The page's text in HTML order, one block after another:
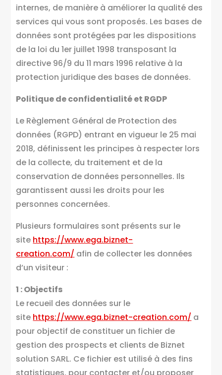
internes, de manière à améliorer la qualité des
services qui vous sont proposés. Les bases de
données sont protégées par les dispositions
de la loi du 1er juillet 1998 transposant la
directive 96/9 du 11 mars 1996 relative à la
protection juridique des bases de données.
Politique de confidentialité et RGDP
Le Règlement Général de Protection des
données (RGPD) entrant en vigueur le 25 mai
2018, définissent les principes à respecter lors
de la collecte, du traitement et de la
conservation de données personnelles. Ils
garantissent aussi les droits pour les
personnes concernées.
Plusieurs formulaires sont présents sur le
site https://www.ega.biznet-
creation.com/ afin de collecter les données
d’un visiteur :
1 : Objectifs
Le recueil des données sur le
site https://www.ega.biznet-creation.com/ a
pour objectif de constituer un fichier de
gestion des prospects et clients de Biznet
solution SARL. Ce fichier est utilisé à des fins